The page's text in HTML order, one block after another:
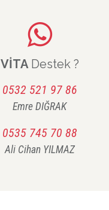
VİTADestek ?
0532 521 97 86
Emre DIĞRAK
0535 745 70 88
Ali Cihan YILMAZ